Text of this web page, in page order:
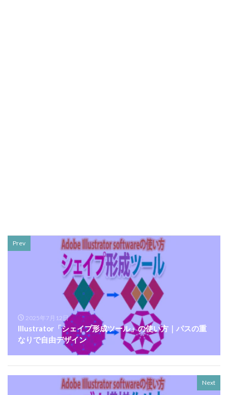
Prev
2025年7月12日
Illustrator「シェイプ形成ツール」の使い方｜パスの重
なりで自由デザイン
Next